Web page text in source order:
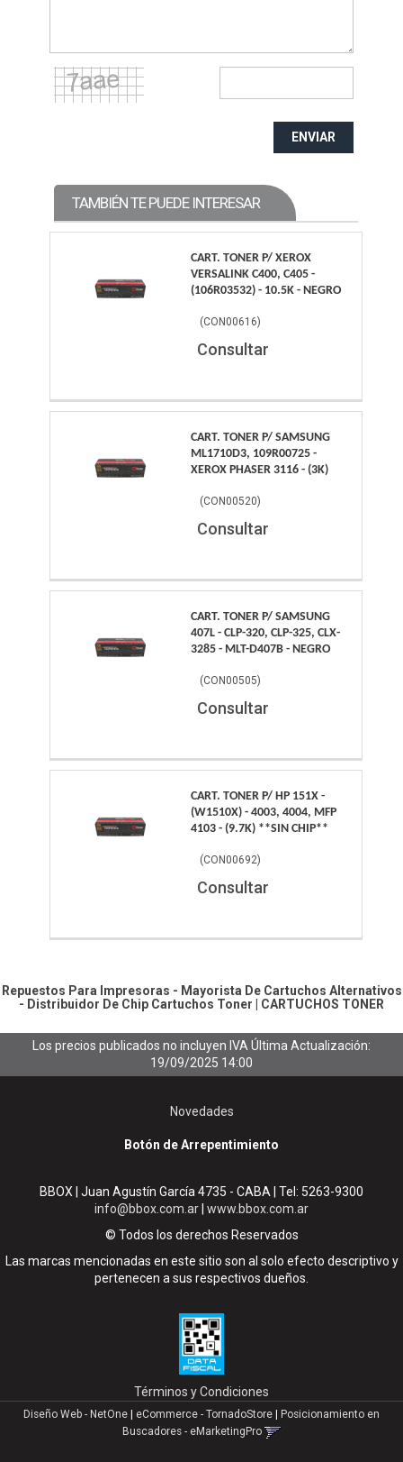
ENVIAR
TAMBIÉN TE PUEDE INTERESAR
CART. TONER P/ XEROX
VERSALINK C400, C405 -
(106R03532) - 10.5K - NEGRO
(CON00616)
Consultar
CART. TONER P/ SAMSUNG
ML1710D3, 109R00725 -
XEROX PHASER 3116 - (3K)
(CON00520)
Consultar
CART. TONER P/ SAMSUNG
407L - CLP-320, CLP-325, CLX-
3285 - MLT-D407B - NEGRO
(CON00505)
Consultar
CART. TONER P/ HP 151X -
(W1510X) - 4003, 4004, MFP
4103 - (9.7K) **SIN CHIP**
(CON00692)
Consultar
Repuestos Para Impresoras - Mayorista De Cartuchos Alternativos
- Distribuidor De Chip Cartuchos Toner CARTUCHOS TONER
Los precios publicados no incluyen IVA Última Actualización:
19/09/2025 14:00
Novedades
Botón de Arrepentimiento
BBOX | Juan Agustín García 4735 - CABA | Tel: 5263-9300
info@bbox.com.ar www.bbox.com.ar
© Todos los derechos Reservados
Las marcas mencionadas en este sitio son al solo efecto descriptivo y
pertenecen a sus respectivos dueños.
Términos y Condiciones
Diseño Web - NetOne eCommerce - TornadoStore
Posicionamiento en
Buscadores - eMarketingPro